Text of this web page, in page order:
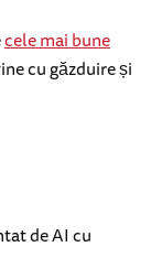
cele mai bune
cu găzduire și
de AI cu